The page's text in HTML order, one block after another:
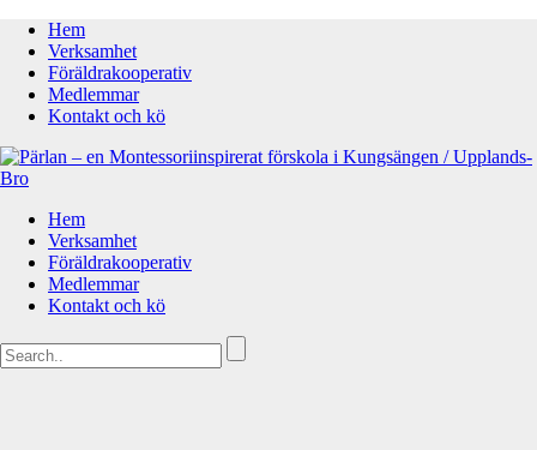
Hem
Verksamhet
Föräldrakooperativ
Medlemmar
Kontakt och kö
Hem
Verksamhet
Föräldrakooperativ
Medlemmar
Kontakt och kö